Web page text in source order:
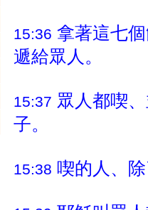
15:36 拿著這七
遞給眾人。
15:37 眾人都喫
子。
15:38 喫的人、